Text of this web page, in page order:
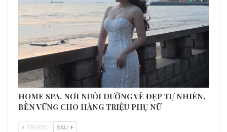
HOME SPA, NƠI NUÔI DƯỠNG VẺ ĐẸP TỰ NHIÊN,
BỀN VỮNG CHO HÀNG TRIỆU PHỤ NỮ
TRƯƠC SAU